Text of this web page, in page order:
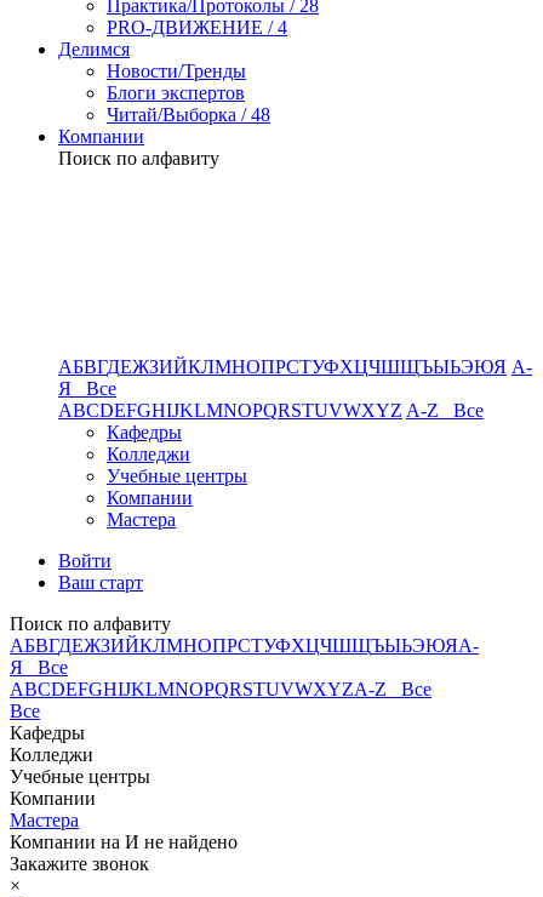
Практика/Протоколы / 28
PRO-ДВИЖЕНИЕ / 4
Делимся
Новости/Тренды
Блоги экспертов
Читай/Выборка / 48
Компании
Поиск по алфавиту
АБВГДЕЖЗИЙКЛМНОПРСТУФХЦЧШЩЪЫЬЭЮЯ А-
Я Все
ABCDEFGHIJKLMNOPQRSTUVWXYZ A-Z Все
Кафедры
Колледжи
Учебные центры
Компании
Мастера
Войти
Ваш старт
Поиск по алфавиту
АБВГДЕЖЗИЙКЛМНОПРСТУФХЦЧШЩЪЫЬЭЮЯА-
Я Все
ABCDEFGHIJKLMNOPQRSTUVWXYZA-Z Все
Все
Кафедры
Колледжи
Учебные центры
Компании
Мастера
Компании на И не найдено
Закажите звонок
×